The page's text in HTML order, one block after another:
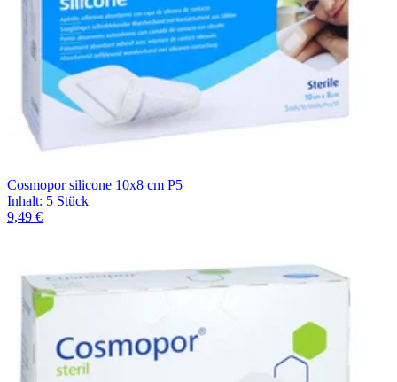
Cosmopor silicone 10x8 cm P5
Inhalt: 5 Stück
9,49 €